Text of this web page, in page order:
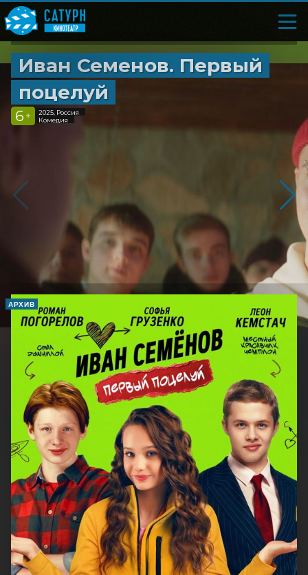
Иван Семенов. Первый
поцелуй
6 +
2025, Россия
Комедия
АРХИВ